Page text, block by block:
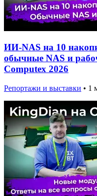
ИИ-NAS на 10
обычные NAS и
Computex 2026
Репортажи и выставки • 1